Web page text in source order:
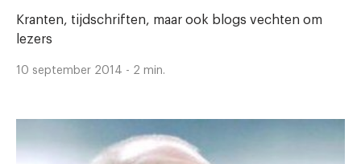
Kranten, tijdschriften, maar ook blogs vechten om
lezers
10 september 2014 - 2 min.